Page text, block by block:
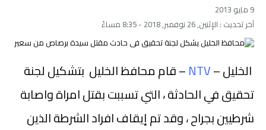
9 مايو 2013
آخر تحديث : الإثنين, 26 نوفمبر, 2018 - 8:35 مساءً
الخليل –NTV– قام محافظ الخليل بتشكيل لجنة
تحقيق في الحادثة ، التي تسببت بقتل امراة واصابة
شرطيين بجراح ، وقد تم إيقاف افراد الشرطة الذين